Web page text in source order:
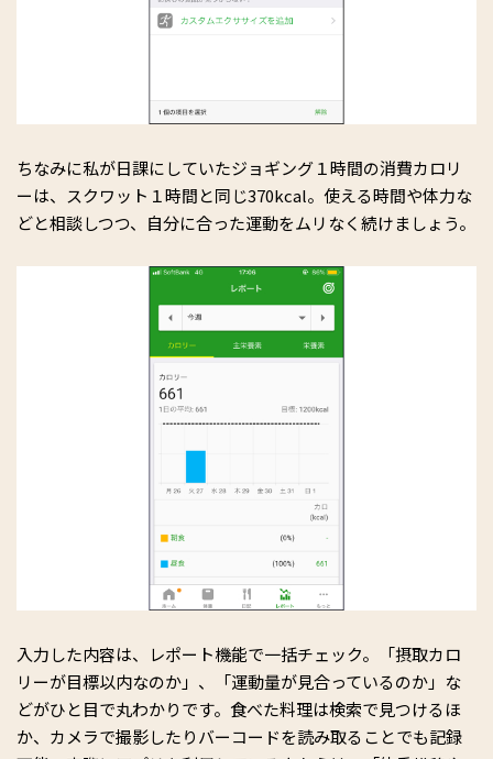
ちなみに私が日課にしていたジョギング１時間の消費カロリ
ーは、スクワット１時間と同じ370kcal。使える時間や体力な
どと相談しつつ、自分に合った運動をムリなく続けましょう。
入力した内容は、レポート機能で一括チェック。「摂取カロ
リーが目標以内なのか」、「運動量が見合っているのか」な
どがひと目で丸わかりです。食べた料理は検索で見つけるほ
か、カメラで撮影したりバーコードを読み取ることでも記録